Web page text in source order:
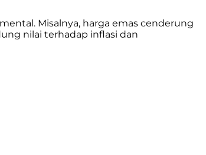
Misalnya, harga emas cenderung
nilai terhadap inflasi dan